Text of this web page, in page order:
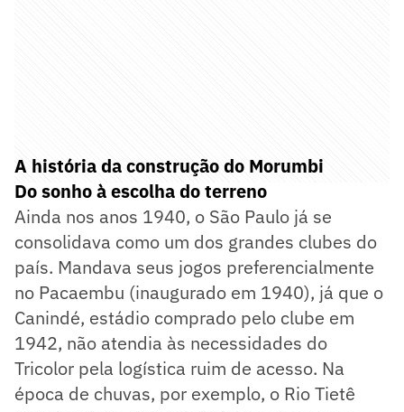
A história da construção do Morumbi
Do sonho à escolha do terreno
Ainda nos anos 1940, o São Paulo já se
consolidava como um dos grandes clubes do
país. Mandava seus jogos preferencialmente
no Pacaembu (inaugurado em 1940), já que o
Canindé, estádio comprado pelo clube em
1942, não atendia às necessidades do
Tricolor pela logística ruim de acesso. Na
época de chuvas, por exemplo, o Rio Tietê